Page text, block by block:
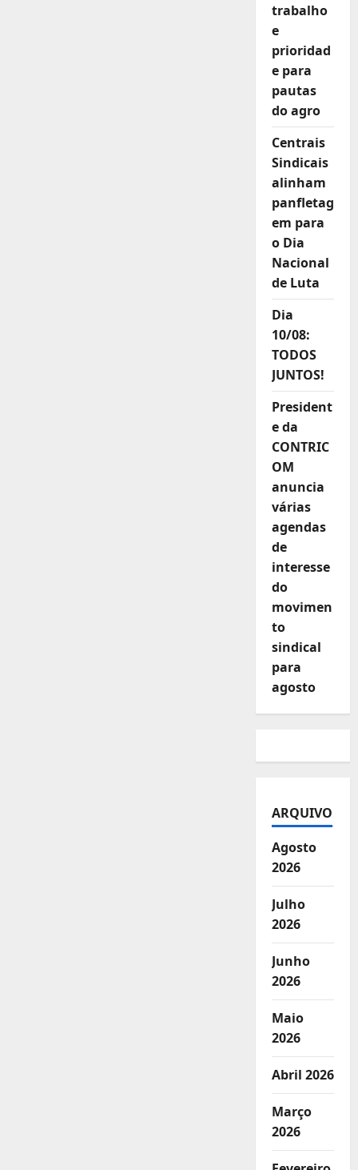
trabalho
e
prioridad
e para
pautas
do agro
Centrais
Sindicais
alinham
panfletag
em para
o Dia
Nacional
de Luta
Dia
10/08:
TODOS
JUNTOS!
President
e da
CONTRIC
OM
anuncia
várias
agendas
de
interesse
do
movimen
to
sindical
para
agosto
ARQUIVO
Agosto
2026
Julho
2026
Junho
2026
Maio
2026
Abril 2026
Março
2026